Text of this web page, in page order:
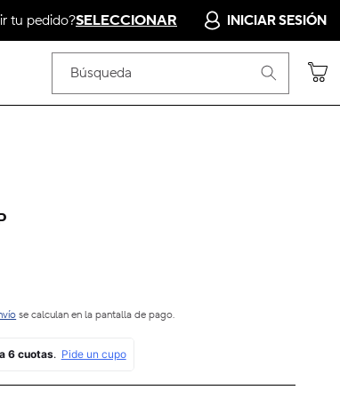
tu pedido?SELECCIONAR INICIAR SESIÓN
Búsqueda Carrito
se calculan en la pantalla de pago.